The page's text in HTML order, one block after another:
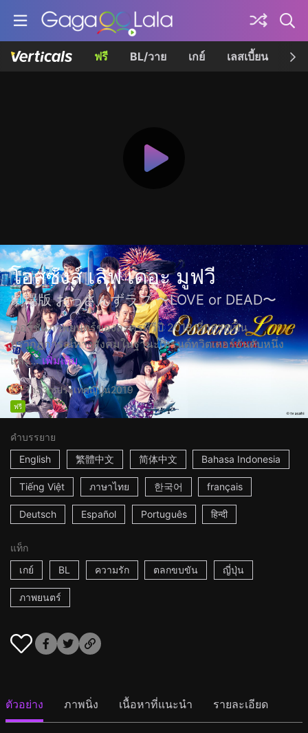
ฟรี BL/วาย เกย์ เลสเบี้ยน เค
โอสซังส์ เลิฟ เดอะ มูฟวี
劇場版 おっさんずラブ 〜LOVE or DEAD〜
เวอร์ชั่นภาพยนตร์ของละครทีวีปี 2018 ที่กลายเป็น
ปรากฏการณ์ทางสังคมในฐานะเทรนด์ทวิตเตอร์อันดับหนึ่ง
และ... เพิ่มเติม
1h53mประเทศญี่ปุ่น2019
ฟรี
คำบรรยาย
English
繁體中文 简体中文 Bahasa Indonesia
Tiếng Việt ภาษาไทย 한국어 français
Deutsch Español Português हिन्दी
แท็ก
เกย์
BL ความรัก ตลกขบขัน ญี่ปุ่น
ภาพยนตร์
ตัวอย่าง ภาพนิ่ง เนื้อหาที่แนะนำ รายละเอียด